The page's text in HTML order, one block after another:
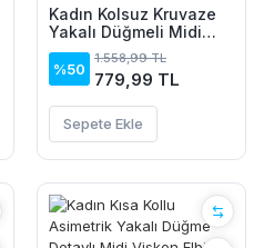
Kadın Kolsuz Kruvaze
Yakalı Düğmeli Midi
Keten Elbise
%50
1.558,99 TL
779,99 TL
Sepete Ekle